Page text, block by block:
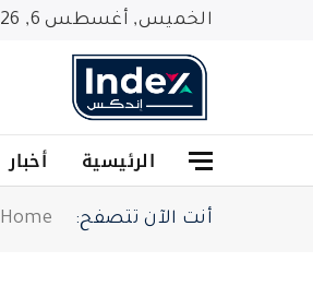
الخميس, أغسطس 6, 2026
الرئيسية أخبار
أنت الآن تتصفح: Home